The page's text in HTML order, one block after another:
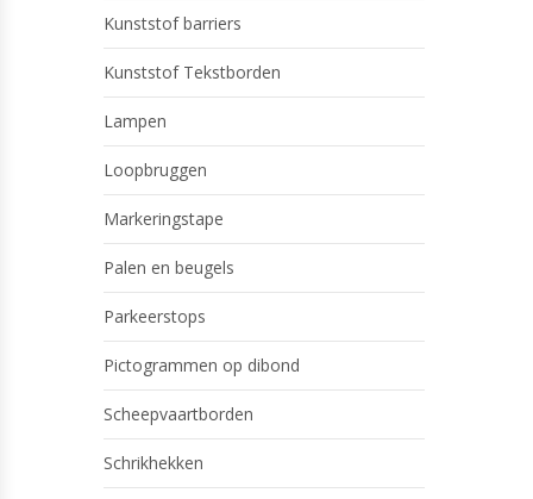
Kunststof barriers
Kunststof Tekstborden
Lampen
Loopbruggen
Markeringstape
Palen en beugels
Parkeerstops
Pictogrammen op dibond
Scheepvaartborden
Schrikhekken